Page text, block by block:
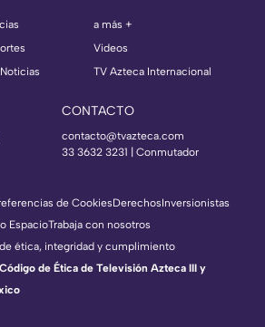
a más +
Videos
TV Azteca Internacional
CONTACTO
contacto@tvazteca.com
33 3632 3231 | Conmutador
de CookiesDerechosInversionistas
EspacioTrabaja con nosotros
ética, integridad y cumplimiento
de Ética de Televisión Azteca III y